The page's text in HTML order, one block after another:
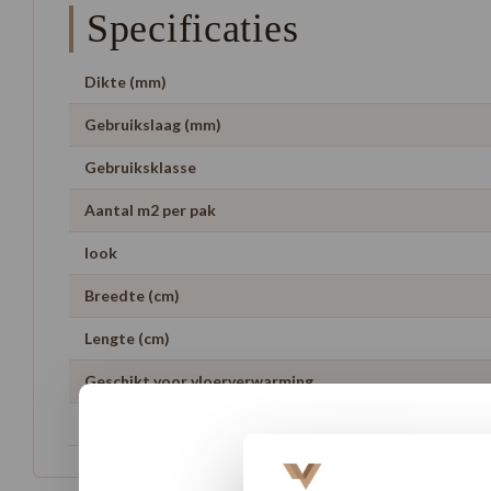
Specificaties
Dikte (mm)
Gebruikslaag (mm)
Gebruiksklasse
Aantal m2 per pak
look
Breedte (cm)
Lengte (cm)
Geschikt voor vloerverwarming